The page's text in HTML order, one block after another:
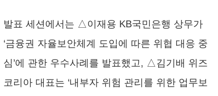
발표 세션에서는 △이재용 KB국민은행 상무가
‘금융권 자율보안체계 도입에 따른 위협 대응 중
심’에 관한 우수사례를 발표했고, △김기배 위즈
코리아 대표는 ‘내부자 위험 관리를 위한 업무보